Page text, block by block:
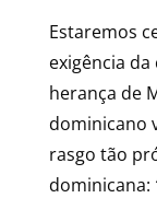
Estaremos
exigência
herança de
dominicano
rasgo tão
dominicana: